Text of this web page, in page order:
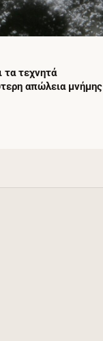
τα τεχνητά
απώλεια μνήμης